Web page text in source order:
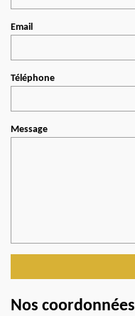
Email
Téléphone
Message
Nos coordonnées